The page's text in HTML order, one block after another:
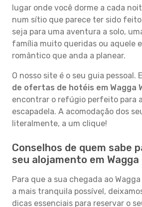
lugar onde você dorme a cada
num sítio que parece ter sido
seja para uma aventura a solo,
família muito queridas ou aquele
romântico que anda a planear.
O nosso site é o seu guia pessoal.
de ofertas de hotéis em Wagga
encontrar o refúgio perfeito para
escapadela. A acomodação dos
literalmente, a um clique!
Conselhos de quem sabe
seu alojamento em Wagga
Para que a sua chegada ao Wagga
a mais tranquila possível,
dicas essenciais para reservar o